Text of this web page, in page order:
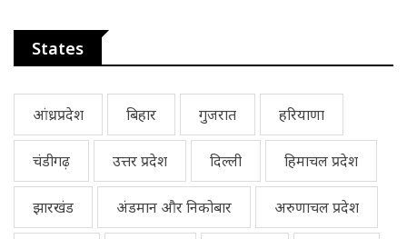
States
आंध्रप्रदेश बिहार गुजरात हरियाणा
चंडीगढ़ उत्तर प्रदेश दिल्ली हिमाचल प्रदेश
झारखंड अंडमान और निकोबार अरुणाचल प्रदेश